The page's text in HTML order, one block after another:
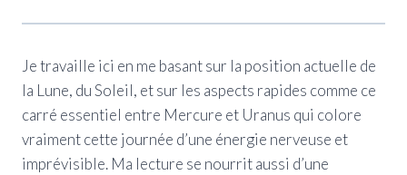
Je travaille ici en me basant sur la position actuelle de
la Lune, du Soleil, et sur les aspects rapides comme ce
carré essentiel entre Mercure et Uranus qui colore
vraiment cette journée d’une énergie nerveuse et
imprévisible. Ma lecture se nourrit aussi d’une